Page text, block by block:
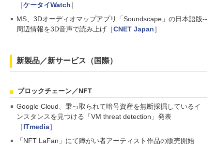
［ケータイWatch］
MS、3Dオーディオマップアプリ「Soundscape」の日本語版--
周辺情報を3D音声で読み上げ［CNET Japan］
新製品／新サービス（国際）
ブロックチェーン／NFT
Google Cloud、乗っ取られて暗号資産を無断採掘しているイ
ンスタンスを見つける「VM threat detection」発表
［ITmedia］
「NFT LaFan」にて障がい者アーティスト作品の販売開始